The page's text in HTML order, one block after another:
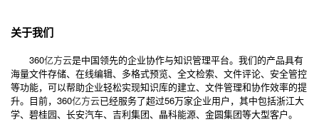
关于我们
360亿方云是中国领先的企业协作与知识管理平台。我们的产品具有
海量文件存储、在线编辑、多格式预览、全文检索、文件评论、安全管控
等功能，可以帮助企业轻松实现知识库的建立、文件管理和协作效率的提
升。目前，360亿方云已经服务了超过56万家企业用户，其中包括浙江大
学、碧桂园、长安汽车、吉利集团、晶科能源、金圆集团等大型客户。